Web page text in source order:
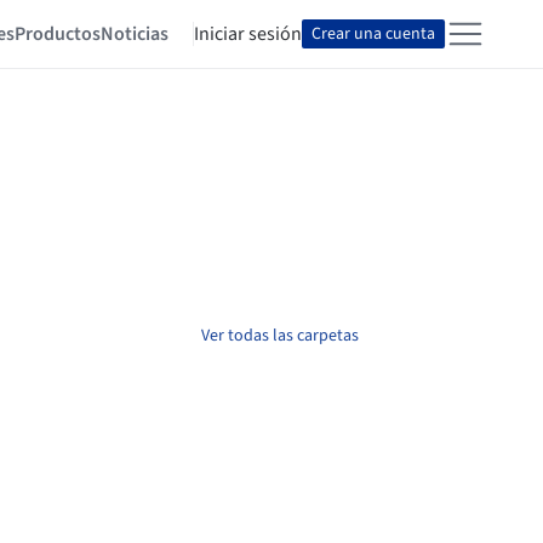
ProductosNoticias Iniciar sesión Crear una cuenta
Ver todas las carpetas